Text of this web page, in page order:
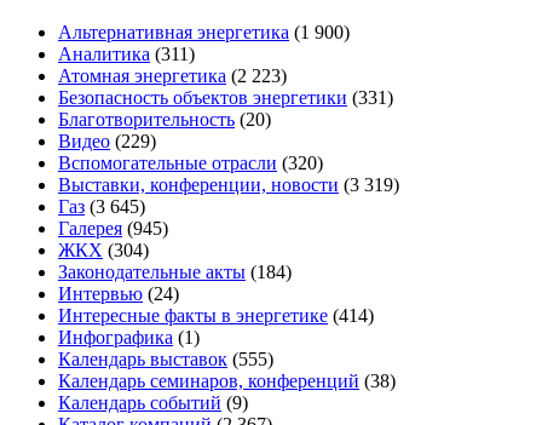
Альтернативная энергетика (1 900)
Аналитика (311)
Атомная энергетика (2 223)
Безопасность объектов энергетики (331)
Благотворительность (20)
Видео (229)
Вспомогательные отрасли (320)
Выставки, конференции, новости (3 319)
Газ (3 645)
Галерея (945)
ЖКХ (304)
Законодательные акты (184)
Интервью (24)
Интересные факты в энергетике (414)
Инфографика (1)
Календарь выставок (555)
Календарь семинаров, конференций (38)
Календарь событий (9)